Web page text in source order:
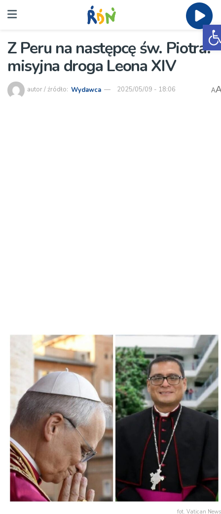
Z Peru na następcę św. Piotra:
misyjna droga Leona XIV
autor / źródło: Wydawca 2025/05/09 - 18:06 A
fot. Vatican News